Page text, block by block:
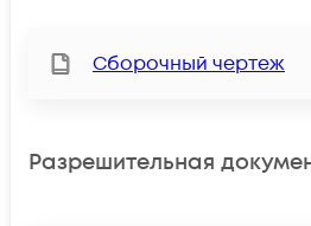
Сборочный чертеж
Разрешительная